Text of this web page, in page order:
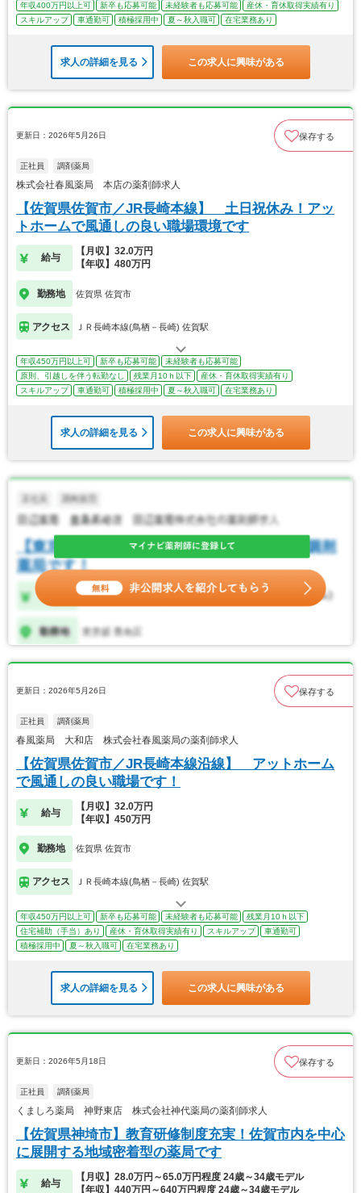
年収400万円以上可 新卒も応募可能 未経験者も応募可能
産休・育休取得実績有り
スキルアップ
車通勤可 積極採用中 夏～秋入職可 在宅業務あり
求人の詳細を見る この求人に興味がある
更新日：2026年5月26日 保存する
正社員 調剤薬局
株式会社春風薬局 本店の薬剤師求人
【佐賀県佐賀市／JR長崎本線】 土日祝休み！アッ
トホームで風通しの良い職場環境です
給与
【月収】32.0万円
【年収】480万円
勤務地 佐賀県 佐賀市
アクセス ＪＲ長崎本線(鳥栖－長崎) 佐賀駅
年収450万円以上可 新卒も応募可能
未経験者も応募可能
原則、引越しを伴う転勤なし
残業月10ｈ以下
産休・育休取得実績有り
スキルアップ
車通勤可 積極採用中 夏～秋入職可 在宅業務あり
求人の詳細を見る この求人に興味がある
更新日：2026年5月26日 保存する
正社員 調剤薬局
春風薬局 大和店 株式会社春風薬局の薬剤師求人
【佐賀県佐賀市／JR長崎本線沿線】 アットホーム
で風通しの良い職場です！
給与
【月収】32.0万円
【年収】450万円
勤務地 佐賀県 佐賀市
アクセス ＪＲ長崎本線(鳥栖－長崎) 佐賀駅
年収450万円以上可 新卒も応募可能 未経験者も応募可能
残業月10ｈ以下
住宅補助（手当）あり
産休・育休取得実績有り スキルアップ
車通勤可
積極採用中
夏～秋入職可 在宅業務あり
求人の詳細を見る この求人に興味がある
更新日：2026年5月18日 保存する
正社員 調剤薬局
くましろ薬局 神野東店 株式会社神代薬局の薬剤師求人
【佐賀県神埼市】教育研修制度充実！佐賀市内を中心
に展開する地域密着型の薬局です
給与
【月収】28.0万円～65.0万円程度 24歳～34歳モデル
【年収】440万円～640万円程度 24歳～34歳モデル